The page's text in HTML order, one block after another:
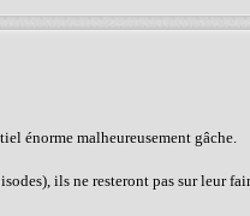
énorme malheureusement gâche.
ils ne resteront pas sur leur